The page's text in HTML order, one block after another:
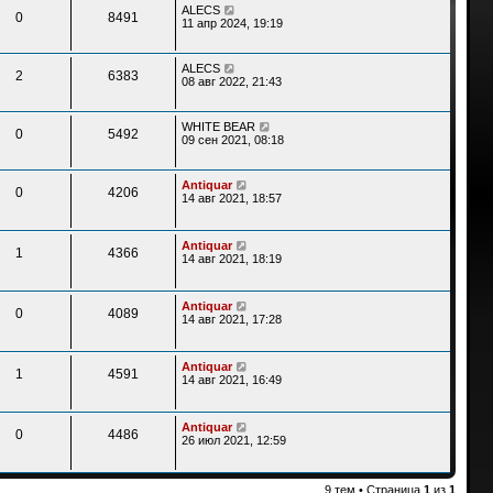
0 8491
ALECS
11 апр 2024, 19:19
2 6383
ALECS
08 авг 2022, 21:43
0 5492
WHITE BEAR
09 сен 2021, 08:18
0 4206
Antiquar
14 авг 2021, 18:57
1 4366
Antiquar
14 авг 2021, 18:19
0 4089
Antiquar
14 авг 2021, 17:28
1 4591
Antiquar
14 авг 2021, 16:49
0 4486
Antiquar
26 июл 2021, 12:59
9 тем • Страница1 из1